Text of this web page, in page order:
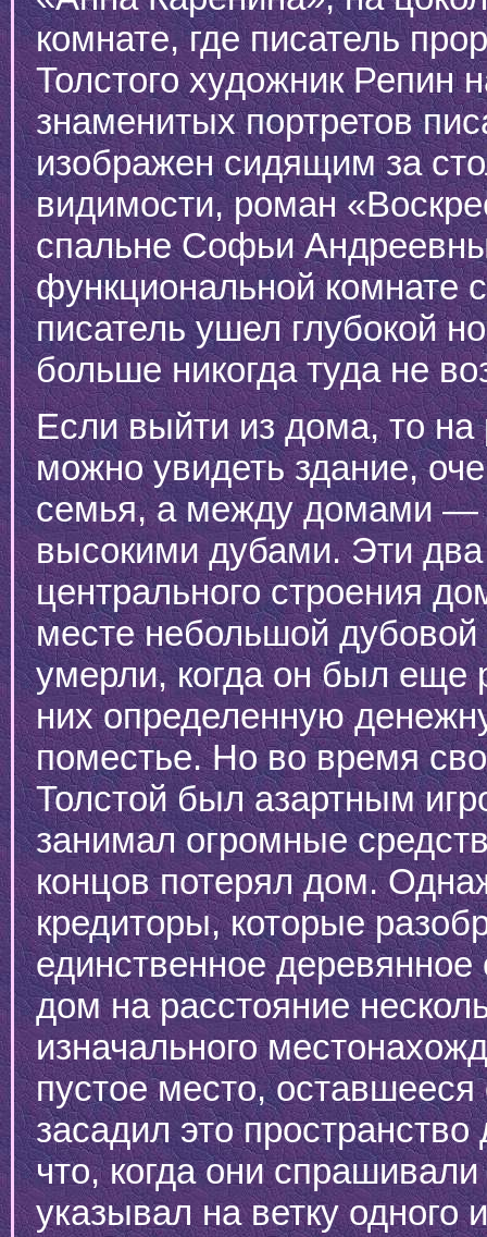
комнате, где писатель
Толстого художник Репин
знаменитых портретов
изображен сидящим за
видимости, роман
спальне Софьи
функциональной комнате
писатель ушел глубокой
больше никогда туда не
Если выйти из дома, то на
можно увидеть здание,
семья, а между домами —
высокими дубами. Эти
центрального строения
месте небольшой
умерли, когда он был еще
них определенную
поместье. Но во время
Толстой был азартным
занимал огромные
концов потерял дом.
кредиторы, которые
единственное
дом на расстояние
изначального
пустое место,
засадил это
что, когда они
указывал на ветку одного